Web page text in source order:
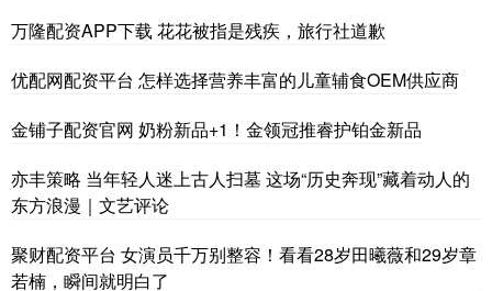
万隆配资APP下载 花花被指是残疾，旅行社道歉
优配网配资平台 怎样选择营养丰富的儿童辅食OEM供应商
金铺子配资官网 奶粉新品+1！金领冠推睿护铂金新品
亦丰策略 当年轻人迷上古人扫墓 这场“历史奔现”藏着动人的
东方浪漫｜文艺评论
聚财配资平台 女演员千万别整容！看看28岁田曦薇和29岁章
若楠，瞬间就明白了